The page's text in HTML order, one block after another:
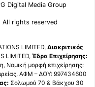
Digital Media Group
rights reserved
LIMITED, Διακριτικός
LIMITED, Έδρα Επιχείρησης:
μορφή επιχείρησης:
ΑΦΜ – ΔΟΥ: 997434600
Σολωμού 70 & Βάκχου 30